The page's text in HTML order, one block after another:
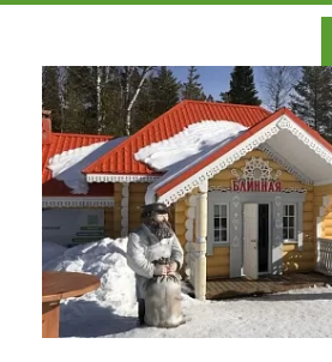
Что привезти (сувениры)
О регионе
Коллекция впечатлений
Другие рубрики